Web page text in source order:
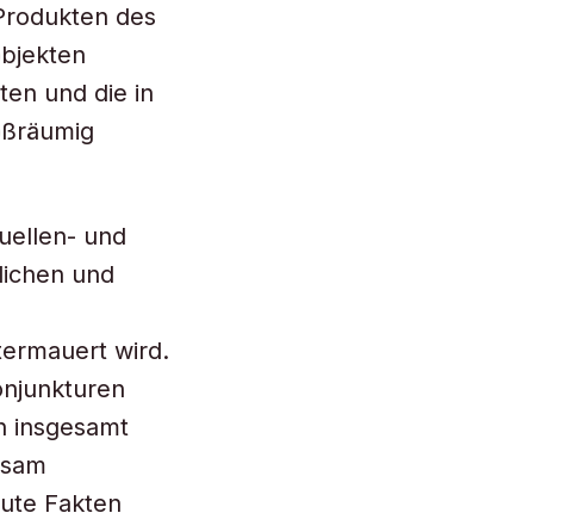
des
und die in
und
und
wird.
insgesamt
Fakten